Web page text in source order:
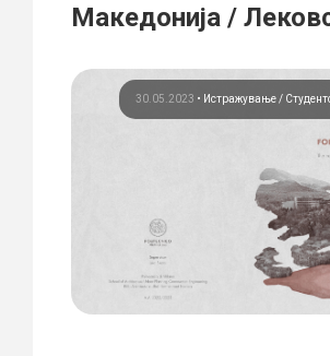
Македонија /
30.05.2023 • Истражување